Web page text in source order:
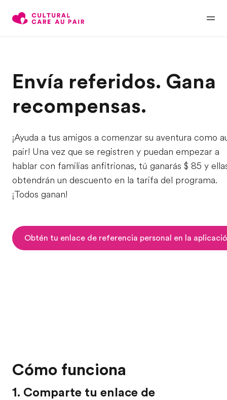
Envía referidos. Gana
recompensas.
¡Ayuda a tus amigos a comenzar su aventura como
pair! Una vez que se registren y puedan empezar a
hablar con familias anfitrionas, tú ganarás $ 85 y
obtendrán un descuento en la tarifa del programa.
¡Todos ganan!
Obtén tu enlace de referencia personal en la
Cómo funciona
1. Comparte tu enlace de